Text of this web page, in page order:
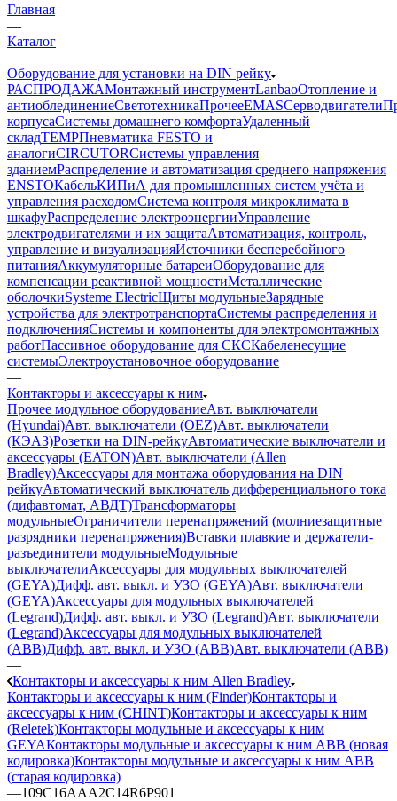
Главная
—
Каталог
—
Оборудование для установки на DIN рейку
РАСПРОДАЖАМонтажный инструментLanbaoОтопление и
антиоблединениеСветотехникаПрочееEMASCерводвигатели
корпусаСистемы домашнего комфортаУдаленный
складTEMPПневматика FESTO и
аналогиCIRCUTORСистемы управления
зданиемРаспределение и автоматизация среднего напряжения
ENSTOКабельКИПиА для промышленных систем учёта и
управления расходомСистема контроля микроклимата в
шкафуРаспределение электроэнергииУправление
электродвигателями и их защитаАвтоматизация, контроль,
управление и визуализацияИсточники бесперебойного
питанияАккумуляторные батареиОборудование для
компенсации реактивной мощностиМеталлические
оболочкиSysteme ElectricЩиты модульныеЗарядные
устройства для электротранспортаСистемы распределения и
подключенияСистемы и компоненты для электромонтажных
работПассивное оборудование для СКСКабеленесущие
системыЭлектроустановочное оборудование
—
Контакторы и аксессуары к ним
Прочее модульное оборудованиеАвт. выключатели
(Hyundai)Авт. выключатели (OEZ)Авт. выключатели
(КЭАЗ)Розетки на DIN-рейкуАвтоматические выключатели и
аксессуары (EATON)Авт. выключатели (Allen
Bradley)Аксессуары для монтажа оборудования на DIN
рейкуАвтоматический выключатель дифференциального тока
(дифавтомат, АВДТ)Трансформаторы
модульныеОграничители перенапряжений (молниезащитные
разрядники перенапряжения)Вставки плавкие и держатели-
разъединители модульныеМодульные
выключателиАксессуары для модульных выключателей
(GEYA)Дифф. авт. выкл. и УЗО (GEYA)Авт. выключатели
(GEYA)Аксессуары для модульных выключателей
(Legrand)Дифф. авт. выкл. и УЗО (Legrand)Авт. выключатели
(Legrand)Аксессуары для модульных выключателей
(ABB)Дифф. авт. выкл. и УЗО (ABB)Авт. выключатели (ABB)
—
Контакторы и аксессуары к ним Allen Bradley
Контакторы и аксессуары к ним (Finder)Контакторы и
аксессуары к ним (CHINT)Контакторы и аксессуары к ним
(Reletek)Контакторы модульные и аксессуары к ним
GEYAКонтакторы модульные и аксессуары к ним ABB (новая
кодировка)Контакторы модульные и аксессуары к ним ABB
(старая кодировка)
—109C16AAA2C14R6P901